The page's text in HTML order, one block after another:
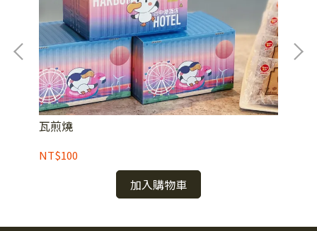
瓦煎燒
NT$100
加入購物車